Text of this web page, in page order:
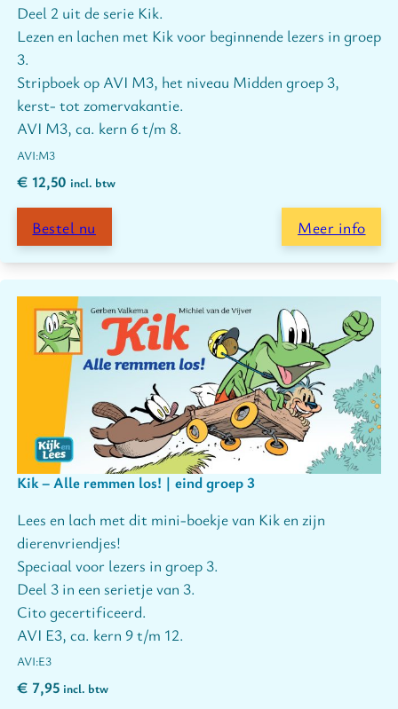
Deel 2 uit de serie Kik.
Lezen en lachen met Kik voor beginnende lezers in groep
3.
Stripboek op AVI M3, het niveau Midden groep 3,
kerst- tot zomervakantie.
AVI M3, ca. kern 6 t/m 8.
M3
€ 12,50 incl. btw
Bestel nu Meer info
Kik – Alle remmen los! | eind groep 3
Lees en lach met dit mini-boekje van Kik en zijn
dierenvriendjes!
Speciaal voor lezers in groep 3.
Deel 3 in een serietje van 3.
Cito gecertificeerd.
AVI E3, ca. kern 9 t/m 12.
E3
€ 7,95 incl. btw